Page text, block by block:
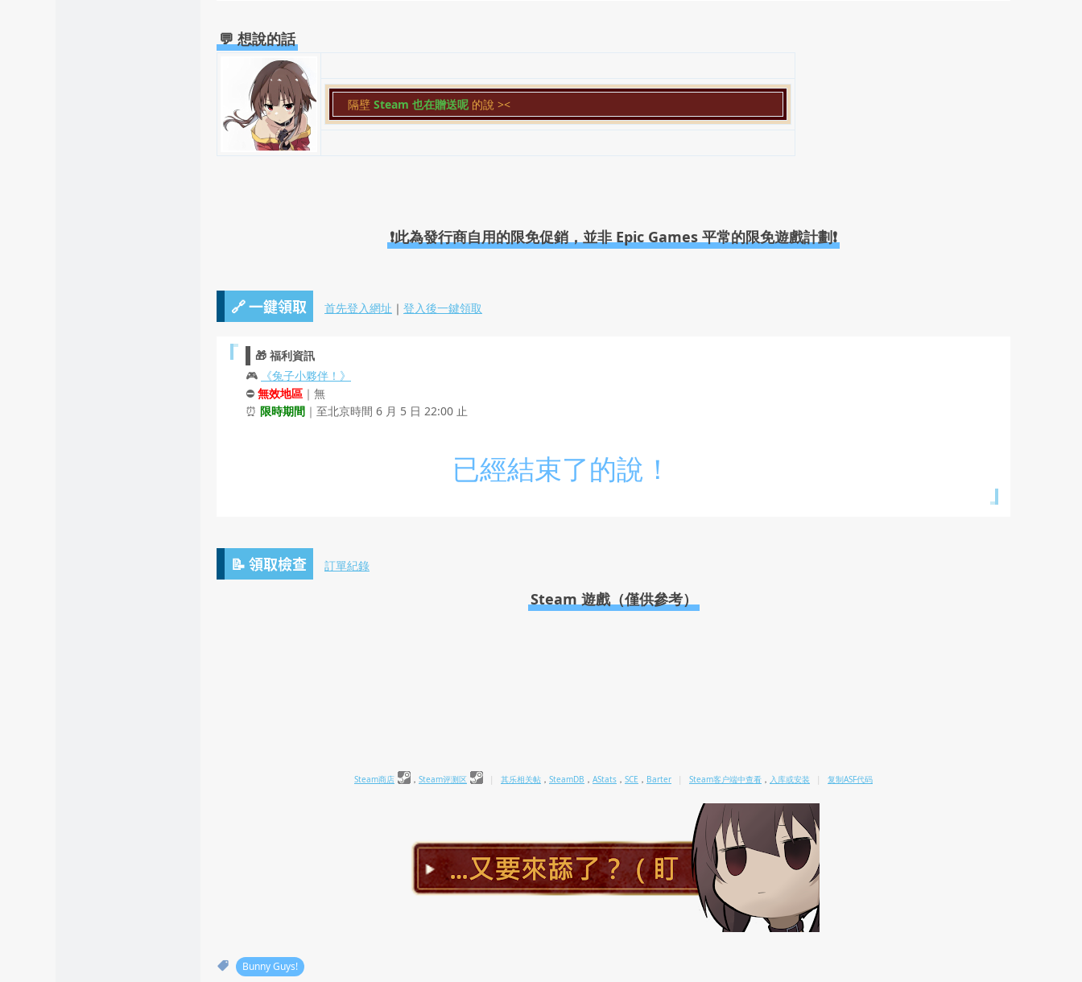
💬 想說的話
隔壁 Steam 也在贈送呢 的說 ><
❗此為發行商自用的限免促銷，並非 Epic Games 平常的限免遊戲計劃❗
🔗 一鍵領取 首先登入網址 ｜ 登入後一鍵領取
🎁 福利資訊
🎮
《兔子小夥伴！》
⛔ 無效地區 ｜無
⏰ 限時期間 ｜至北京時間 6 月 5 日 22:00 止
📝 領取檢查 訂單紀錄
Steam 遊戲（僅供參考）
Steam商店 ， Steam评测区 | 其乐相关帖 ， SteamDB ， AStats ， SCE ， Barter | Steam客户端中查看 ， 入库或安装 | 复制ASF代码
Bunny Guys!